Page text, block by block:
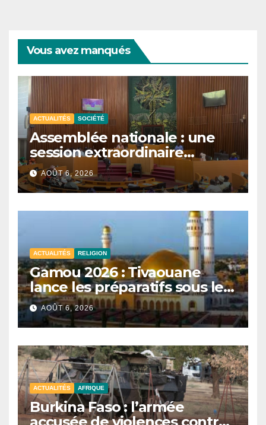
Vous avez manqués
ACTUALITÉS SOCIÉTÉ
Assemblée nationale : une
session extraordinaire
convoquée le 10 août avec
plusieurs commissions
d’enquête à l’ordre du jour.
AOÛT 6, 2026
ACTUALITÉS RELIGION
Gamou 2026 : Tivaouane
lance les préparatifs sous le
signe de l’unité et du Tawhid.
AOÛT 6, 2026
ACTUALITÉS AFRIQUE
Burkina Faso : l’armée